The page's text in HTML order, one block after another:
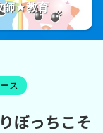
師★教育
ス
ぼっちこそ